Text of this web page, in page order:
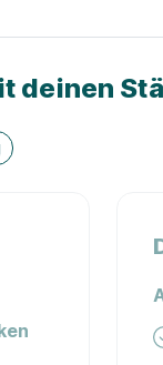
deinen